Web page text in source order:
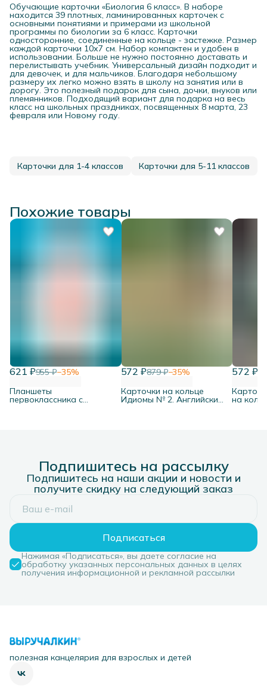
Обучающие карточки «Биология 6 класс». В наборе
находится 39 плотных, ламинированных карточек с
основными понятиями и примерами из школьной
программы по биологии за 6 класс. Карточки
односторонние, соединенные на кольце - застежке. Размер
каждой карточки 10х7 см. Набор компактен и удобен в
использовании. Больше не нужно постоянно доставать и
перелистывать учебник. Универсальный дизайн подходит и
для девочек, и для мальчиков. Благодаря небольшому
размеру их легко можно взять в школу на занятия или в
дорогу. Это полезный подарок для сына, дочки, внуков или
племянников. Подходящий вариант для подарка на весь
класс на школьных праздниках, посвященных 8 марта, 23
февраля или Новому году.
Карточки для 1-4 классов Карточки для 5-11 классов
Похожие товары
621 ₽955 ₽−35%
Планшеты
первоклассника с
572 ₽879 ₽−35%
Карточки на кольце
Идиомы № 2. Английский
572 ₽
на
Подпишитесь на рассылку
Подпишитесь на наши акции и новости и
получите скидку на следующий заказ
Подписаться
Нажимая «Подписаться», вы даете согласие на
обработку указанных персональных данных в целях
получения информационной и рекламной рассылки
полезная канцелярия для взрослых и детей